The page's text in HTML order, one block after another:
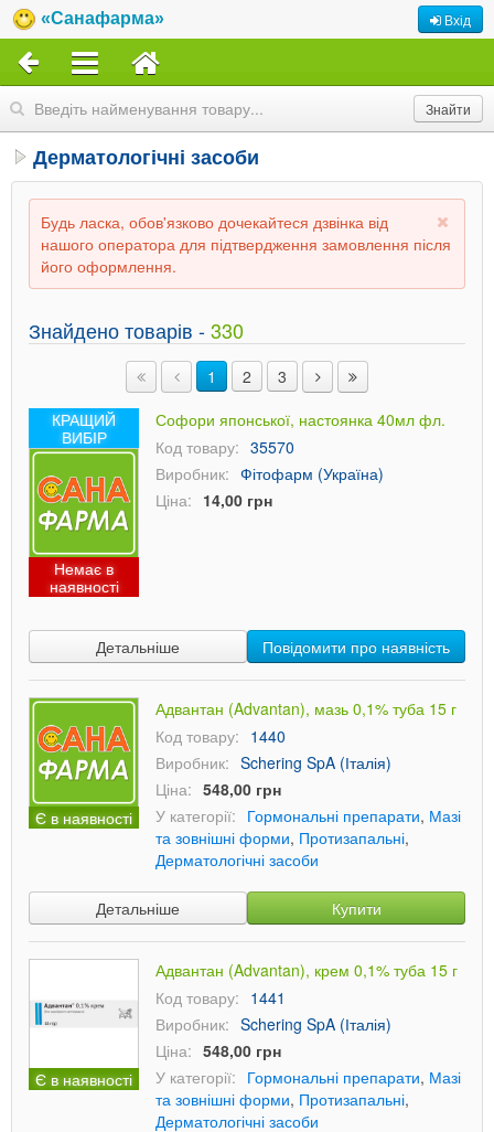
«Санафарма» Вхід
Дерматологічні засоби
Будь ласка, обов'язково дочекайтеся дзвінка від
нашого оператора для підтвердження замовлення після
його оформлення.
Знайдено товарів -330
1 2
3
КРАЩИЙ
ВИБІР
Немає в
наявності
Софори японської, настоянка 40мл фл.
Код товару: 35570
Виробник: Фітофарм (Україна)
Ціна: 14,00 грн
Детальніше Повідомити про наявність
Є в наявності
Адвантан (Advantan), мазь 0,1% туба 15 г
Код товару: 1440
Виробник: Schering SpA (Італія)
Ціна: 548,00 грн
У категорії: Гормональні препарати, Мазі
та зовнішні форми, Протизапальні,
Дерматологічні засоби
Детальніше Купити
Є в наявності
Адвантан (Advantan), крем 0,1% туба 15 г
Код товару: 1441
Виробник: Schering SpA (Італія)
Ціна: 548,00 грн
У категорії: Гормональні препарати, Мазі
та зовнішні форми, Протизапальні,
Дерматологічні засоби